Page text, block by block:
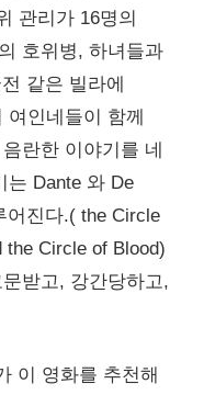
관리가 16명의
호위병, 하녀들과
같은 빌라에
여인네들이 함께
란한 이야기를 네
는 Dante 와 De
어진다.( the Circle
Circle of Blood)
받고, 강간당하고,
이 영화를 추천해